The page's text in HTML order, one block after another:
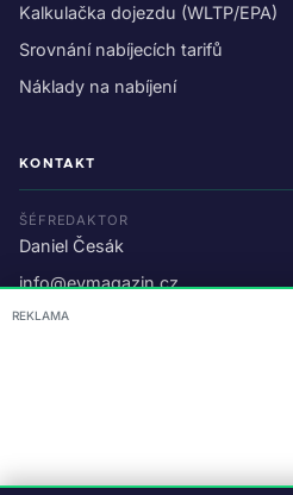
Kalkulačka dojezdu (WLTP/EPA)
Srovnání nabíjecích tarifů
Náklady na nabíjení
KONTAKT
ŠÉFREDAKTOR
Daniel Česák
info@evmagazin.cz
O nás
REKLAMA